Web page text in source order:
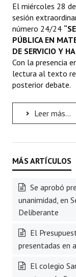
El miércoles 28
sesión
número 24/24
PÚBLICA EN
DE SERVICIO Y
Con la presencia
lectura al texto
posterior debate.
Leer más...
Se aprobó
unanimidad, en
Deliberante
El
presentadas en
El colegio